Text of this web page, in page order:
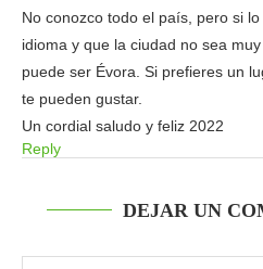
No conozco todo el país, pero si
idioma y que la ciudad no sea
puede ser Évora. Si prefieres un
te pueden gustar.
Un cordial saludo y feliz 2022
Reply
DEJAR UN